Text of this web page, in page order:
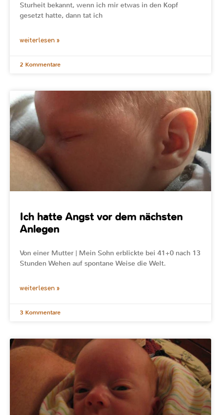
Sturheit bekannt, wenn ich mir etwas in den Kopf
gesetzt hatte, dann tat ich
weiterlesen »
2 Kommentare
Ich hatte Angst vor dem nächsten
Anlegen
Von einer Mutter | Mein Sohn erblickte bei 41+0 nach 13
Stunden Wehen auf spontane Weise die Welt.
weiterlesen »
3 Kommentare